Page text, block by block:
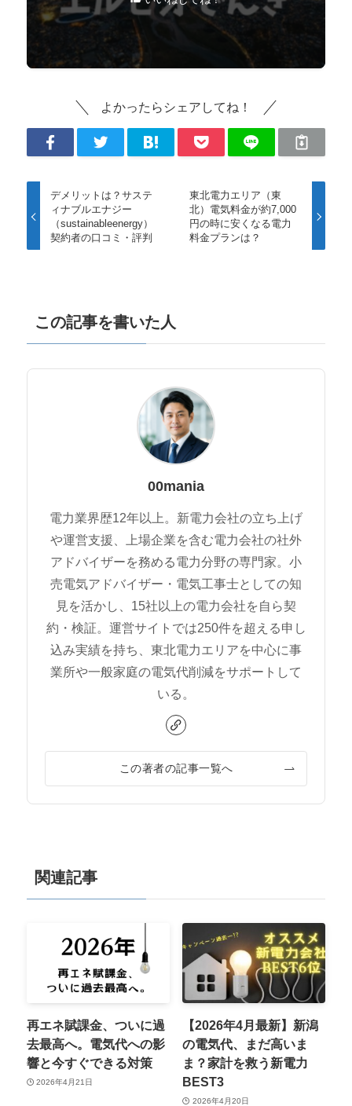
よかったらシェアしてね！
デメリットは？サステ
ィナブルエナジー
（sustainableenergy）
契約者の口コミ・評判
東北電力エリア（東
北）電気料金が約7,000
円の時に安くなる電力
料金プランは？
この記事を書いた人
00mania
電力業界歴12年以上。新電力会社の立ち上げ
や運営支援、上場企業を含む電力会社の社外
アドバイザーを務める電力分野の専門家。小
売電気アドバイザー・電気工事士としての知
見を活かし、15社以上の電力会社を自ら契
約・検証。運営サイトでは250件を超える申し
込み実績を持ち、東北電力エリアを中心に事
業所や一般家庭の電気代削減をサポートして
いる。
この著者の記事一覧へ
関連記事
再エネ賦課金、ついに過
去最高へ。電気代への影
響と今すぐできる対策
2026年4月21日
【2026年4月最新】新潟
の電気代、まだ高いま
ま？家計を救う新電力
BEST3
2026年4月20日